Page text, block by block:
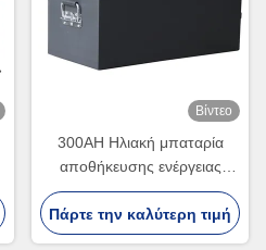
Βίντεο
300AH Ηλιακή μπαταρία
αποθήκευσης ενέργειας
Lifepo4 Ηλιακή μπαταρία
25.6V Για RV
Πάρτε την καλύτερη τιμή